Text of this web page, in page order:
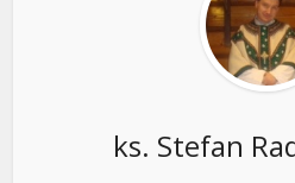
ks. Stefan